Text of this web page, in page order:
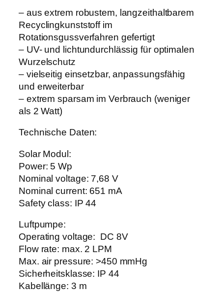
– aus extrem robustem, langzeithaltbarem
Recyclingkunststoff im
Rotationsgussverfahren gefertigt
– UV- und lichtundurchlässig für optimalen
Wurzelschutz
– vielseitig einsetzbar, anpassungsfähig
und erweiterbar
– extrem sparsam im Verbrauch (weniger
als 2 Watt)
Technische Daten:
Solar Modul:
Power: 5 Wp
Nominal voltage: 7,68 V
Nominal current: 651 mA
Safety class: IP 44
Luftpumpe:
Operating voltage: DC 8V
Flow rate: max. 2 LPM
Max. air pressure: >450 mmHg
Sicherheitsklasse: IP 44
Kabellänge: 3 m